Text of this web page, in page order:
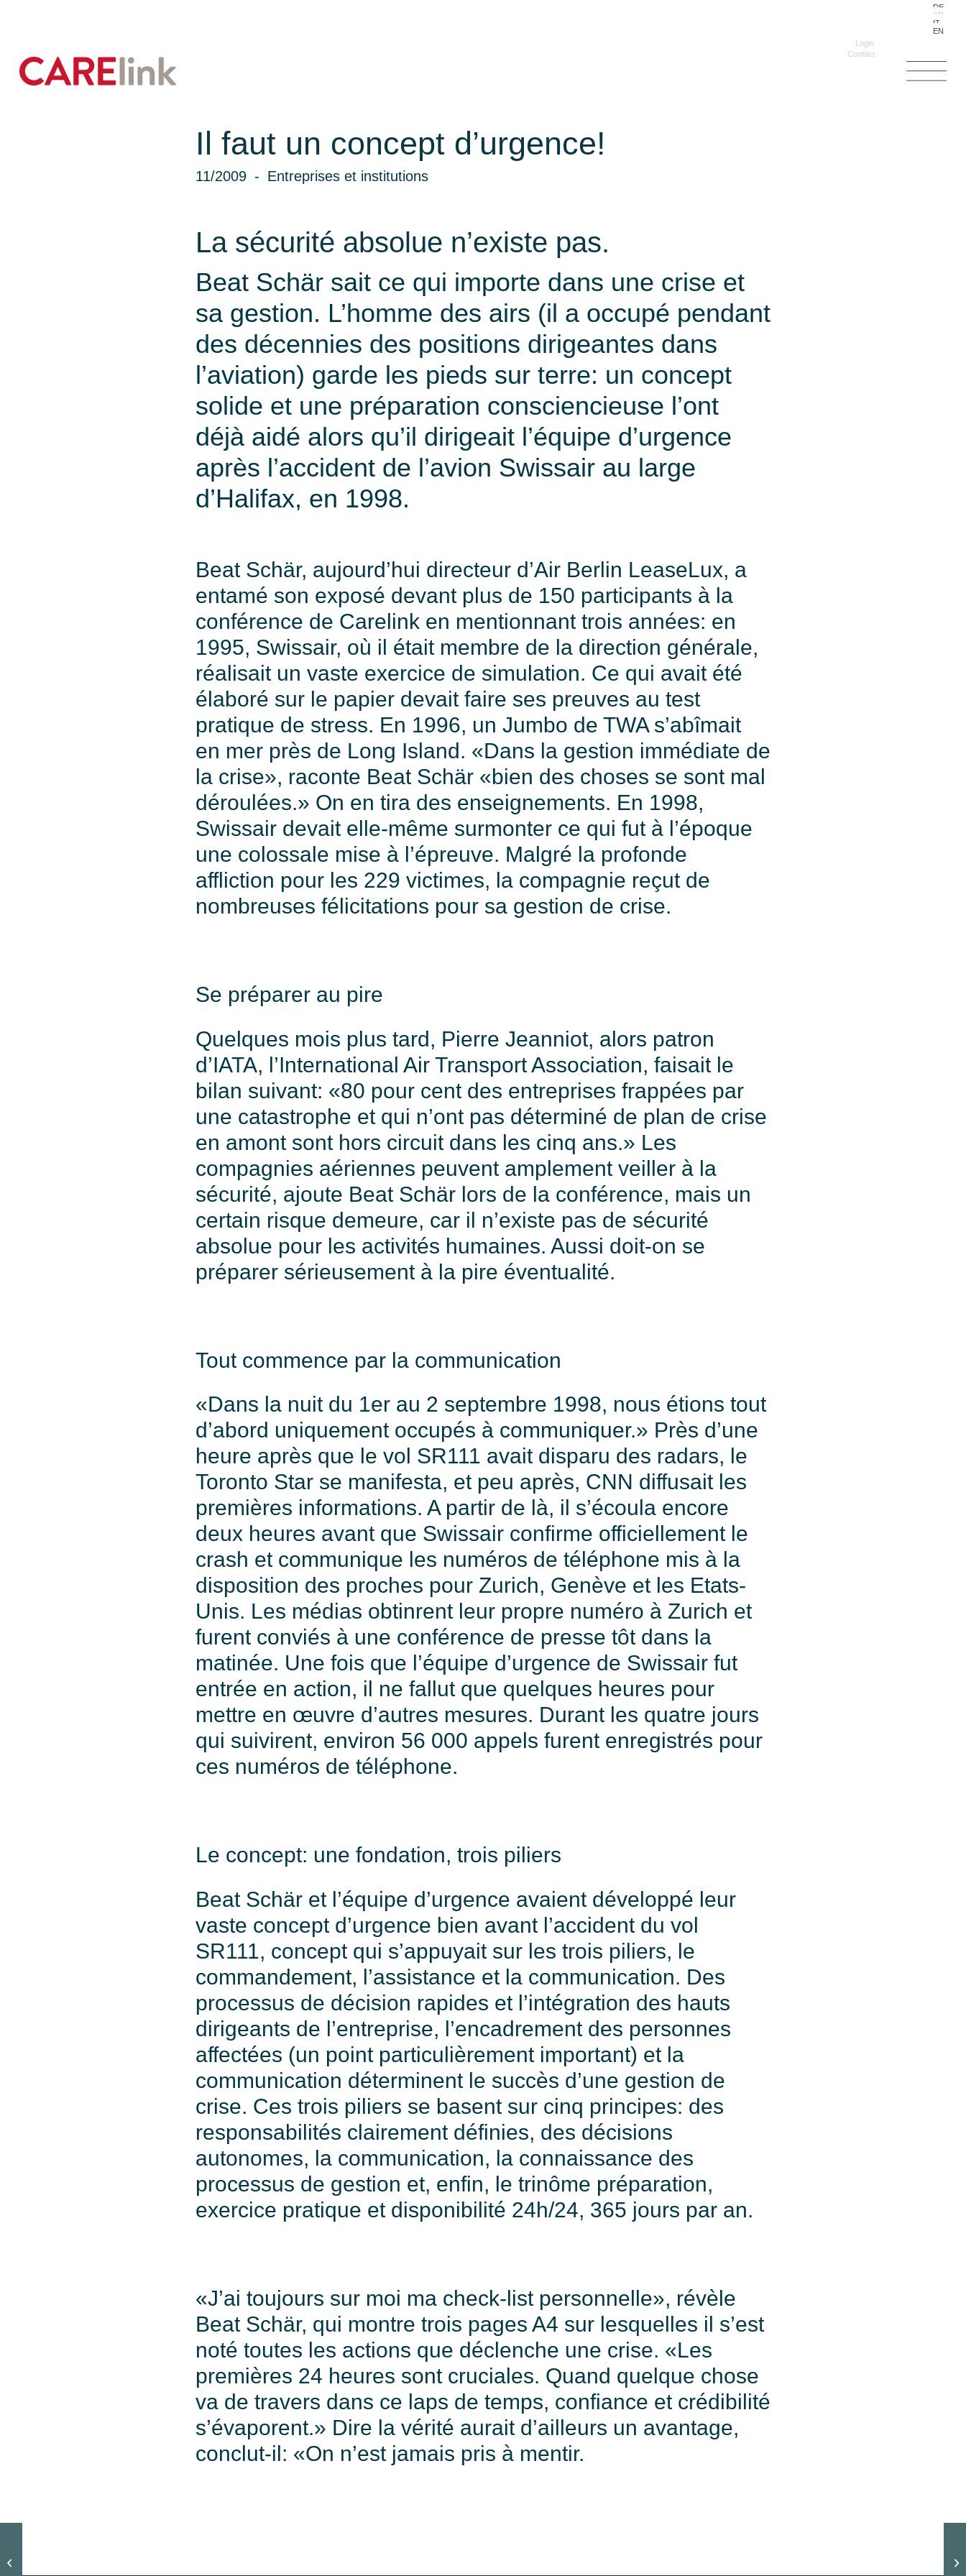
Login
Contact
DE
FR
IT
EN
Il faut un concept d’urgence!
11/2009 Entreprises et institutions
La sécurité absolue n’existe pas.
Beat Schär sait ce qui importe dans une crise et
sa gestion. L’homme des airs (il a occupé pendant
des décennies des positions dirigeantes dans
l’aviation) garde les pieds sur terre: un concept
solide et une préparation consciencieuse l’ont
déjà aidé alors qu’il dirigeait l’équipe d’urgence
après l’accident de l’avion Swissair au large
d’Halifax, en 1998.
Beat Schär, aujourd’hui directeur d’Air Berlin LeaseLux, a
entamé son exposé devant plus de 150 participants à la
conférence de Carelink en mentionnant trois années: en
1995, Swissair, où il était membre de la direction générale,
réalisait un vaste exercice de simulation. Ce qui avait été
élaboré sur le papier devait faire ses preuves au test
pratique de stress. En 1996, un Jumbo de TWA s’abîmait
en mer près de Long Island. «Dans la gestion immédiate de
la crise», raconte Beat Schär «bien des choses se sont mal
déroulées.» On en tira des enseignements. En 1998,
Swissair devait elle-même surmonter ce qui fut à l’époque
une colossale mise à l’épreuve. Malgré la profonde
affliction pour les 229 victimes, la compagnie reçut de
nombreuses félicitations pour sa gestion de crise.
Se préparer au pire
Quelques mois plus tard, Pierre Jeanniot, alors patron
d’IATA, l’International Air Transport Association, faisait le
bilan suivant: «80 pour cent des entreprises frappées par
une catastrophe et qui n’ont pas déterminé de plan de crise
en amont sont hors circuit dans les cinq ans.» Les
compagnies aériennes peuvent amplement veiller à la
sécurité, ajoute Beat Schär lors de la conférence, mais un
certain risque demeure, car il n’existe pas de sécurité
absolue pour les activités humaines. Aussi doit-on se
préparer sérieusement à la pire éventualité.
Tout commence par la communication
«Dans la nuit du 1er au 2 septembre 1998, nous étions tout
d’abord uniquement occupés à communiquer.» Près d’une
heure après que le vol SR111 avait disparu des radars, le
Toronto Star se manifesta, et peu après, CNN diffusait les
premières informations. A partir de là, il s’écoula encore
deux heures avant que Swissair confirme officiellement le
crash et communique les numéros de téléphone mis à la
disposition des proches pour Zurich, Genève et les Etats-
Unis. Les médias obtinrent leur propre numéro à Zurich et
furent conviés à une conférence de presse tôt dans la
matinée. Une fois que l’équipe d’urgence de Swissair fut
entrée en action, il ne fallut que quelques heures pour
mettre en œuvre d’autres mesures. Durant les quatre jours
qui suivirent, environ 56 000 appels furent enregistrés pour
ces numéros de téléphone.
Le concept: une fondation, trois piliers
Beat Schär et l’équipe d’urgence avaient développé leur
vaste concept d’urgence bien avant l’accident du vol
SR111, concept qui s’appuyait sur les trois piliers, le
commandement, l’assistance et la communication. Des
processus de décision rapides et l’intégration des hauts
dirigeants de l’entreprise, l’encadrement des personnes
affectées (un point particulièrement important) et la
communication déterminent le succès d’une gestion de
crise. Ces trois piliers se basent sur cinq principes: des
responsabilités clairement définies, des décisions
autonomes, la communication, la connaissance des
processus de gestion et, enfin, le trinôme préparation,
exercice pratique et disponibilité 24h/24, 365 jours par an.
«J’ai toujours sur moi ma check-list personnelle», révèle
Beat Schär, qui montre trois pages A4 sur lesquelles il s’est
noté toutes les actions que déclenche une crise. «Les
premières 24 heures sont cruciales. Quand quelque chose
va de travers dans ce laps de temps, confiance et crédibilité
s’évaporent.» Dire la vérité aurait d’ailleurs un avantage,
conclut-il: «On n’est jamais pris à mentir.